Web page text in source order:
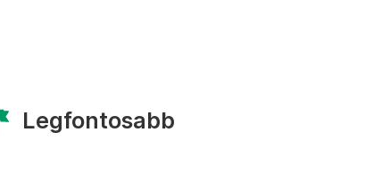
Legfontosabb